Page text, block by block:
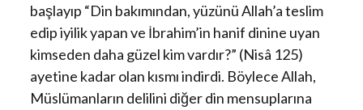
başlayıp “Din bakımından, yüzünü Allah’a teslim
edip iyilik yapan ve İbrahim’in hanif dinine uyan
kimseden daha güzel kim vardır?” (Nisâ 125)
ayetine kadar olan kısmı indirdi. Böylece Allah,
Müslümanların delilini diğer din mensuplarına